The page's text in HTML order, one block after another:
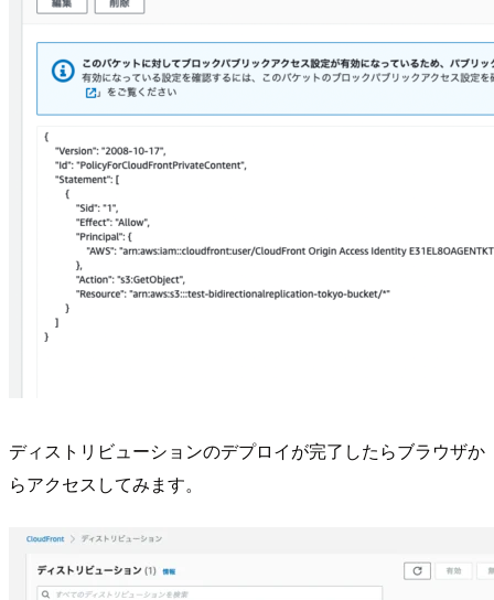
ディストリビューションのデプロイが完了したらブラウザか
らアクセスしてみます。